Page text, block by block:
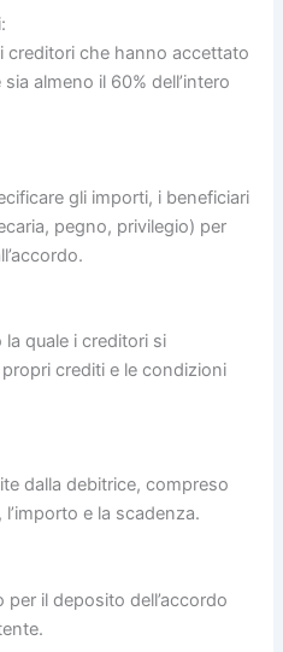
creditori che hanno accettato
almeno il 60% dell’intero
gli importi, i beneficiari
pegno, privilegio) per
quale i creditori si
crediti e le condizioni
dalla debitrice, compreso
e la scadenza.
per il deposito dell’accordo